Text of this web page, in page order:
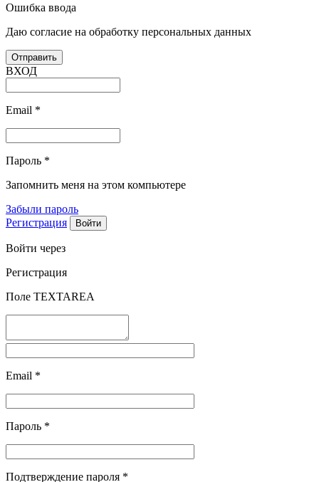
Ошибка ввода
Даю согласие на обработку персональных данных
ВХОД
Email *
Пароль *
Запомнить меня на этом компьютере
Забыли пароль
Регистрация
Войти через
Регистрация
Поле TEXTAREA
Email *
Пароль *
Подтверждение пароля *